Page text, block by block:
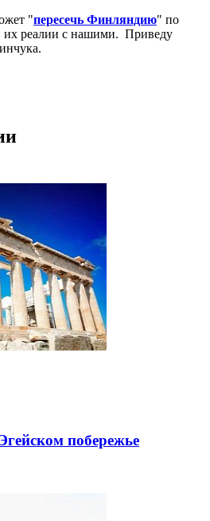
"пересечь Финляндию" по
их реалии с нашими. Приведу
побережье